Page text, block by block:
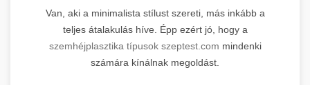
Van, aki a minimalista stílust szereti, más inkább a
teljes átalakulás híve. Épp ezért jó, hogy a
szemhéjplasztika típusok szeptest.com mindenki
számára kínálnak megoldást.